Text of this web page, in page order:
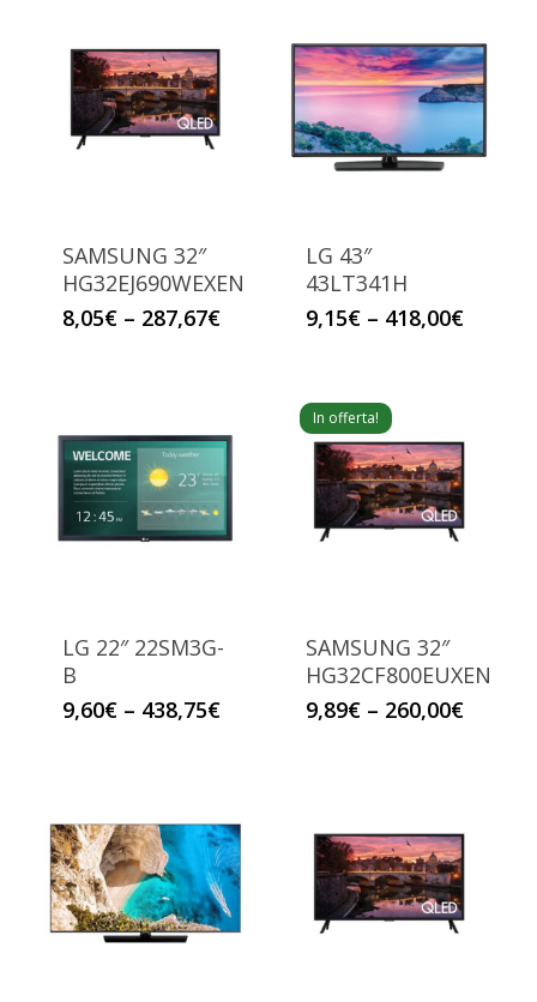
SAMSUNG 32″
HG32EJ690WEXEN
8,05€– 287,67€
LG 43″
43LT341H
9,15€ – 418,00€
LG 22″ 22SM3G-
B
9,60€– 438,75€
In offerta!
SAMSUNG 32″
HG32CF800EUXEN
9,89€ – 260,00€